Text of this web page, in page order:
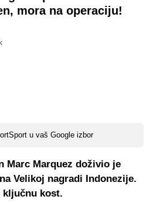
mora na operaciju!
u vaš Google izbor
Marc Marquez doživio je
Velikoj nagradi Indonezije.
ključnu kost.